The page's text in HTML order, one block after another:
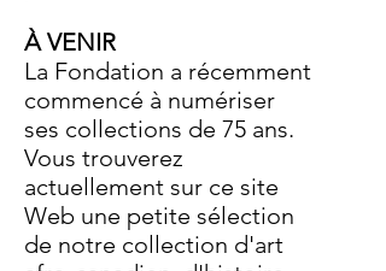
À VENIR
La Fondation a récemment
commencé à numériser
ses collections de 75 ans.
Vous trouverez
actuellement sur ce site
Web une petite sélection
de notre collection d'art